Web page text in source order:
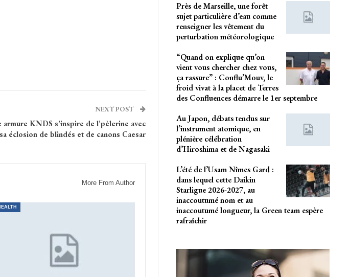
NEXT POST
KNDS s’inspire de l’pèlerine avec
éclosion de blindés et de canons Caesar
More From Author
Près de Marseille, une forêt
sujet particulière d’eau comme
renseigner les vêtement du
perturbation météorologique
“Quand on explique qu’on
vient vous chercher chez vous,
ça rassure” : Conflu’Mouv, le
froid vivat à la placet de Terres
des Confluences démarre le 1er septembre
Au Japon, débats tendus sur
l’instrument atomique, en
plénière célébration
d’Hiroshima et de Nagasaki
L’été de l’Usam Nîmes Gard :
dans lequel cette Daikin
Starligue 2026-2027, au
inaccoutumé nom et au
inaccoutumé longueur, la Green team espère
rafraîchir